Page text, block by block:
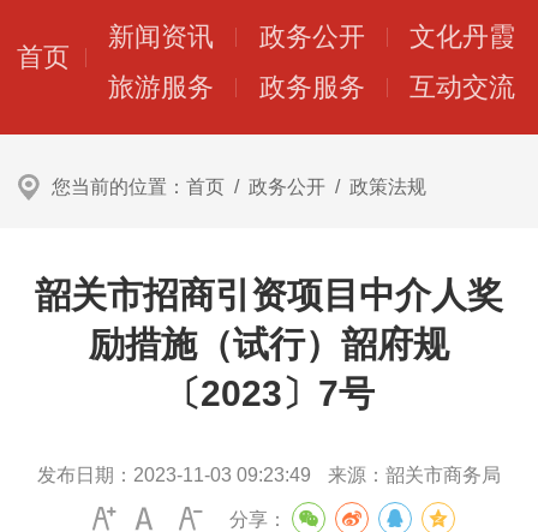
首页
新闻资讯 政务公开
文化丹霞
旅游服务
政务服务 互动交流
您当前的位置： 首页 / 政务公开 / 政策法规
韶关市招商引资项目中介人奖
励措施（试行）韶府规
〔2023〕7号
发布日期： 2023-11-03 09:23:49 来源： 韶关市商务局
分享：